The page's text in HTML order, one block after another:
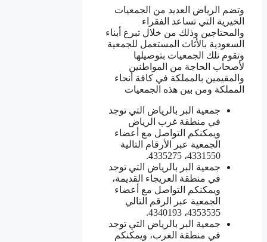
وتضم الرياض العديد من الجمعيات
الخيرية التي تساعد الفقراء
والمحتاجين وذلك من خلال تبرع أبناء
السعودية بالأثاث المستعمل للجمعية
وتقوم تلك الجمعيات بتوصيلها
لأصحاب الحاجة من المواطنين
والمقيمين بالمملكة في كافة أنحاء
المملكة ومن بين هذه الجمعيات
جمعية البر بالرياض التي توجد
في منطقة غرب الرياض
ويمكنكم التواصل مع أعضاء
الجمعية عبر الأرقام التالية
4331550، 4335275.
جمعية البر بالرياض التي توجد
في منطقة العريجاء القديمة،
ويمكنكم التواصل مع أعضاء
الجمعية عبر الرقم التالي
4353535، 4340193.
جمعية البر بالرياض التي توجد
في منطقة الغرب، ويمكنكم